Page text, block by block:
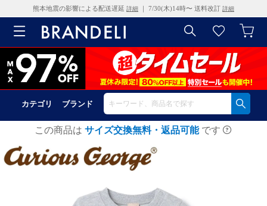
熊本地震の影響による配送遅延 詳細 ｜ 7/30(木)14時〜 送料改訂 詳細
カテゴリ ブランド
この商品は サイズ交換無料・返品可能 です